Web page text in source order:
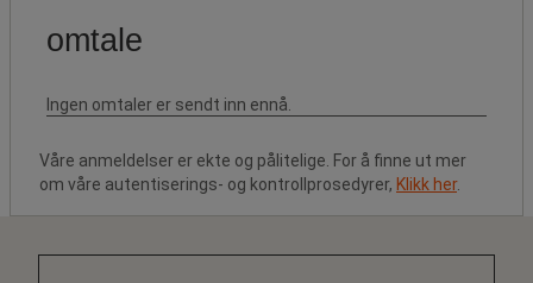
Våre anmeldelser er ekte og pålitelige. For å finne ut mer
om våre autentiserings- og kontrollprosedyrer, Klikk her.